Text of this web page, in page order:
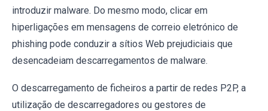
introduzir malware. Do mesmo modo, clicar em
hiperligações em mensagens de correio eletrónico de
phishing pode conduzir a sítios Web prejudiciais que
desencadeiam descarregamentos de malware.
O descarregamento de ficheiros a partir de redes P2P, a
utilização de descarregadores ou gestores de